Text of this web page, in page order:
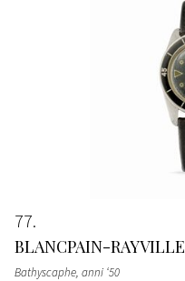
77
BLANCPAIN-RAYVILLE
Bathyscaphe, anni ‘50